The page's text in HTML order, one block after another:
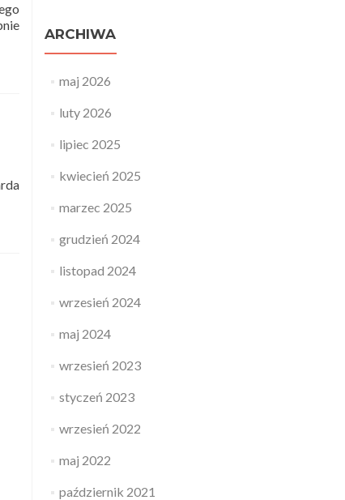
ARCHIWA
maj 2026
luty 2026
lipiec 2025
kwiecień 2025
marzec 2025
grudzień 2024
listopad 2024
wrzesień 2024
maj 2024
wrzesień 2023
styczeń 2023
wrzesień 2022
maj 2022
październik 2021